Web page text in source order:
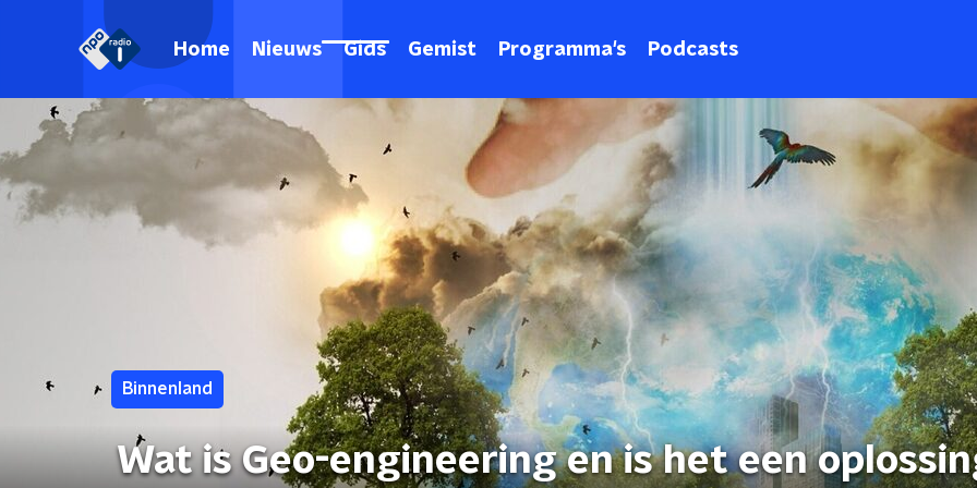
Home Nieuws Gids Gemist Programma's Podcasts
Binnenland
Wat is Geo-engineering en is het een